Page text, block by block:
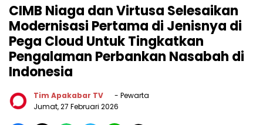
CIMB Niaga dan Virtusa Selesaikan
Modernisasi Pertama di Jenisnya di
Pega Cloud Untuk Tingkatkan
Pengalaman Perbankan Nasabah di
Indonesia
Tim Apakabar TV
- Pewarta
Jumat, 27 Februari 2026